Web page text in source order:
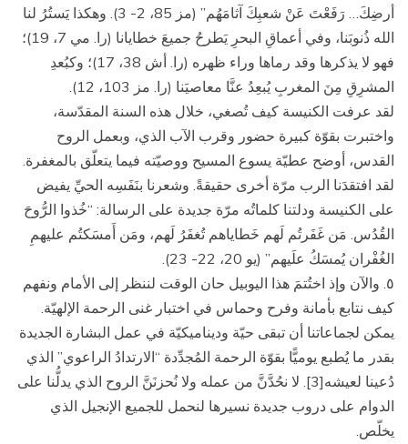
أرضِكَ… رَفَعْتَ عَنْ شعبِكَ آثامَهُم” (مز 85، 2- 3). وهكذا يَستُرُ لنا
الله ذُنوبَنا، وفي أعماقِ البحرِ يَطرحُ جميعَ خطايانا (را. مي 7، 19)؛
فهو لا يذكرها وقد رماها وراء ظهره (را. أش 38، 17)؛ وكبُعدِ
المشرِقِ مِنَ المغربِ يُبعِدُ عنَّا معاصيَنا (را. مز 103، 12).
لقد عرفت الكنيسة كيف تُصغي، خلال هذه السنة المقدّسة،
واختبرت بقوّة كبيرة حضور وقرب الآب الذي، وبعمل الروح
القدس، أوضح عطيّة يسوع المسيح ووصيّته فيما يتعلّق بالمغفرة.
لقد افتقدَنا الرب مرّة أخرى حقيقةً. وشعرنا بنَفَسِه الحيِّ يفيض
على الكنيسة ودلتنا كلماتُه مرّة جديدة على الرسالة: “خُذوا الرُّوحَ
القُدُس. مَن غَفَرتُم لَهم خَطاياهم تُغفَرُ لَهم، ومَن أَمسَكتُم عليهمِ
الغُفْران يُمسَكُ علَيهم” (يو 20، 22- 23).
٥. والآن وإذ اختُتمَ هذا اليوبيل حان الوقت لننظر إلى الأمام ونفهم
كيف نتابع بأمانة وفرح وحماس في اختبار غنى الرحمة الإلهيّة.
يمكن لجماعاتنا أن تبقى حيّة وديناميكيّة في عمل البشارة الجديدة
بقدر ما يُطبع يوميًّا بقوّة الرحمة المُجدِّدة “الارتدادُ الراعوي” الذي
دُعينا لعيشه[3]. لا نحُدَّنَّ من عمله ولا نُحزنَنَّ الروح الذي يدلُّنا على
الدوام على دروب جديدة نسيرها لنحمل للجميع الإنجيل الذي
يخلّص.